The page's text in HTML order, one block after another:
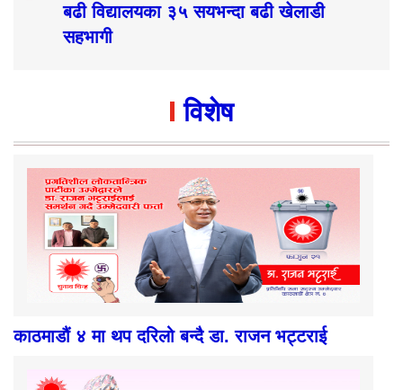
बढी विद्यालयका ३५ सयभन्दा बढी खेलाडी
सहभागी
विशेष
काठमाडौं ४ मा थप दरिलो बन्दै डा. राजन भट्टराई